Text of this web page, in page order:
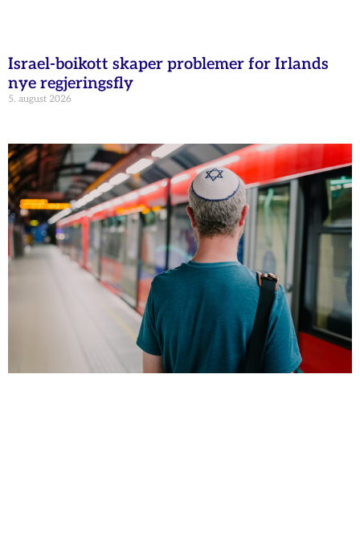
Israel-boikott skaper problemer for Irlands
nye regjeringsfly
5. august 2026